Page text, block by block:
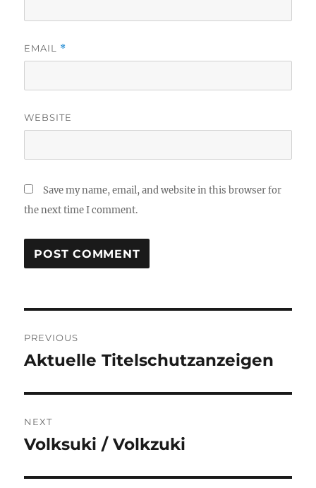
EMAIL *
WEBSITE
Save my name, email, and website in this browser for
the next time I comment.
navigation
PREVIOUS
Previous
Aktuelle Titelschutzanzeigen
NEXT
Next
Volksuki / Volkzuki